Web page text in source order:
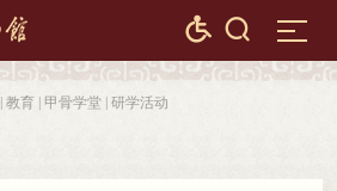
 
教育 甲骨学堂 研学活动